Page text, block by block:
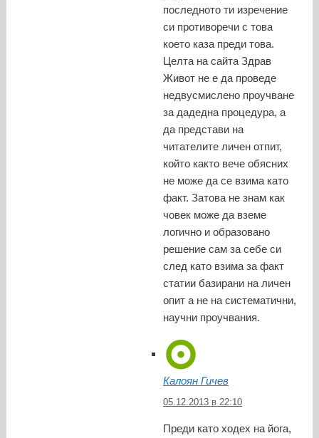
последното ти изречение
си противоречи с това
което каза преди това.
Целта на сайта Здрав
Живот не е да проведе
недвусмислено проучване
за дадедна процедура, а
да представи на
читателите личен отпит,
който както вече обясних
не може да се взима като
факт. Затова не знам как
човек може да вземе
логично и образовано
решение сам за себе си
след като взима за факт
статии базирани на личен
опит а не на систематични,
научни проучвания.
Калоян Гичев
05.12.2013 в 22:10
Преди като ходех на йога,